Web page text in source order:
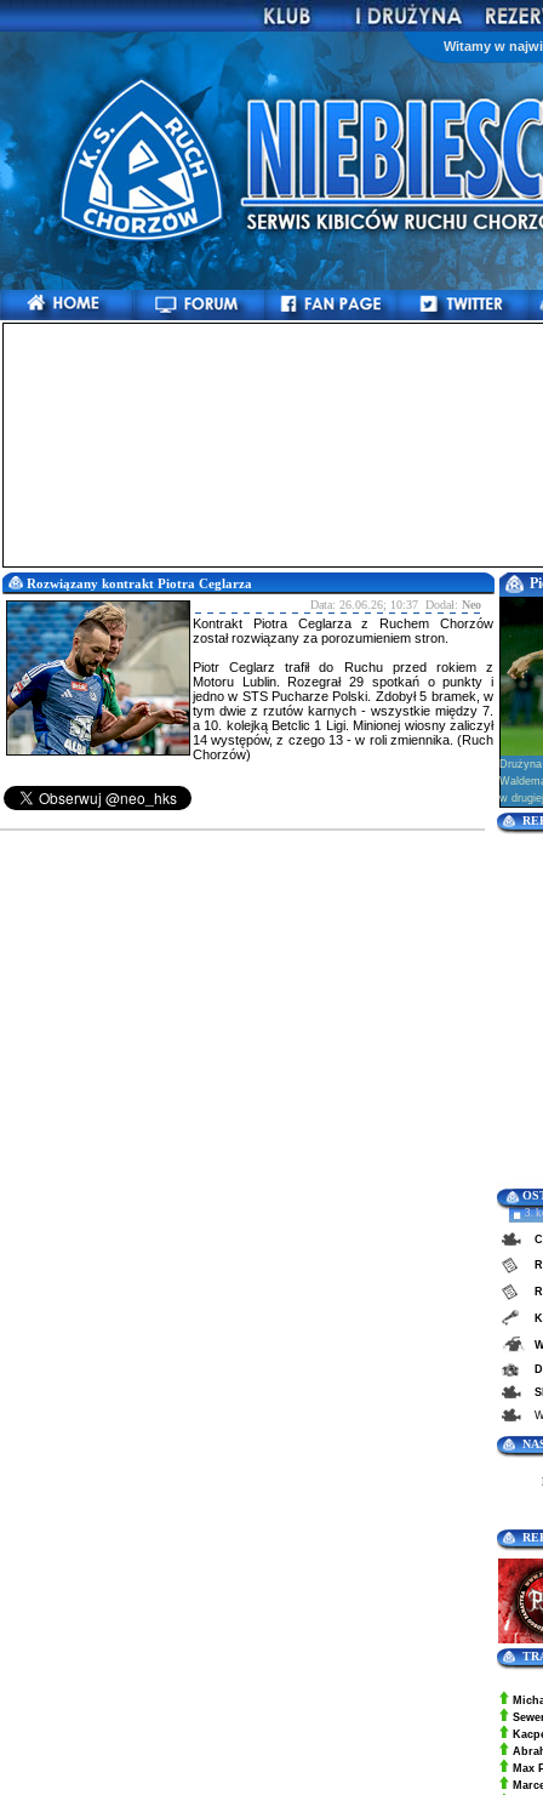
Witamy w
Rozwiązany kontrakt Piotra Ceglarza
Data: 26.06.26; 10:37 Dodał: Neo
Kontrakt Piotra Ceglarza z Ruchem Chorzów
został rozwiązany za porozumieniem stron.
Piotr Ceglarz trafił do Ruchu przed rokiem z
Motoru Lublin. Rozegrał 29 spotkań o punkty i
jedno w STS Pucharze Polski. Zdobył 5 bramek, w
tym dwie z rzutów karnych - wszystkie między 7.
a 10. kolejką Betclic 1 Ligi. Minionej wiosny zaliczył
14 występów, z czego 13 - w roli zmiennika. (Ruch
Chorzów)
w
3.
Max